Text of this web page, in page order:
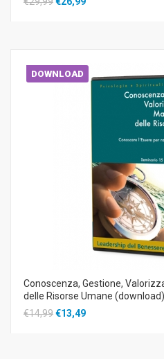
DOWNLOAD
Conoscenza, Gestione,
delle Risorse Umane (download)
€14,99€13,49